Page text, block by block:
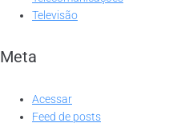
Televisão
Meta
Acessar
Feed de posts